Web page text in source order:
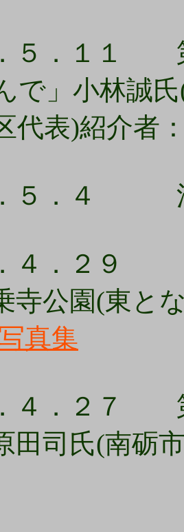
５．１１
で」小林誠
代表)紹介
．５．４
４．２９
公園(東と
真集
４．２７
田司氏(南砺